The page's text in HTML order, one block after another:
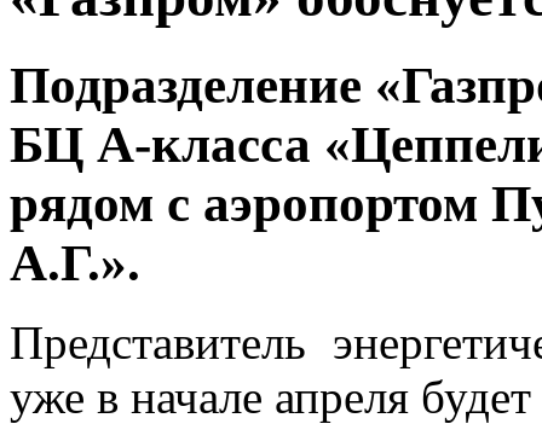
Подразделение
БЦ А-класса
рядом с аэропортом
А.Г.».
Представитель
уже в начале апреля